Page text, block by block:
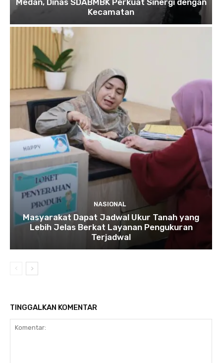
Medan, Dinas SDABMBK Perkuat Sinergi dengan
Kecamatan
NASIONAL
Masyarakat Dapat Jadwal Ukur Tanah yang
Lebih Jelas Berkat Layanan Pengukuran
Terjadwal
TINGGALKAN KOMENTAR